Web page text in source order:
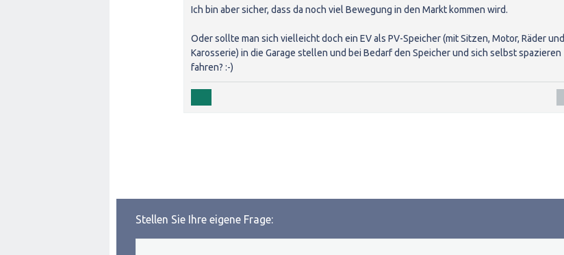
Ich bin aber sicher, dass da noch viel Bewegung in den Markt kommen wird.
Oder sollte man sich vielleicht doch ein EV als PV-Speicher (mit Sitzen, Motor, Räder und
Karosserie) in die Garage stellen und bei Bedarf den Speicher und sich selbst spazieren
fahren? :-)
Stellen Sie Ihre eigene Frage: